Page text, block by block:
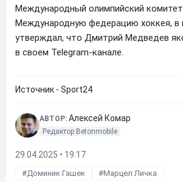
Международный олимпийский
Международную федерацию хоккея, в
утверждал, что Дмитрий Медведев
в своем Telegram-канале.
Источник - Sport24
АВТОР: Алексей Комар
Редактор Betonmobile
29.04.2025 • 19:17
Доминик Гашек Марцел Личка